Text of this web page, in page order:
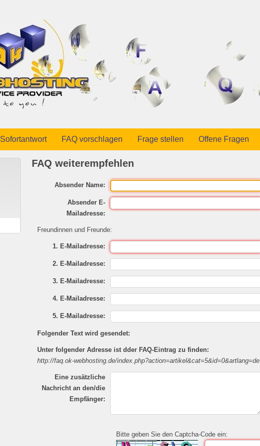
Sofortantwort FAQ vorschlagen Frage stellen Offene Fragen
FAQ weiterempfehlen
Absender Name:
Absender E-
Mailadresse:
Freundinnen und Freunde:
1. E-Mailadresse:
2. E-Mailadresse:
3. E-Mailadresse:
4. E-Mailadresse:
5. E-Mailadresse:
Folgender Text wird gesendet:
Unter folgender Adresse ist dder FAQ-Eintrag zu finden:
http://faq.ok-webhosting.de/index.php?action=artikel&cat=5&id=0&artlang=de
Eine zusätzliche
Nachricht an den/die
Empfänger:
Bitte geben Sie den Captcha-Code ein: